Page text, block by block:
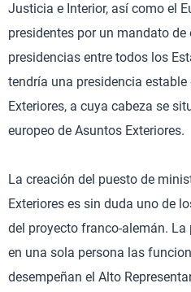
Justicia e Interior, así como el
presidentes por un mandato
presidencias entre todos los
tendría una presidencia estable
Exteriores, a cuya cabeza se
europeo de Asuntos Exteriores.
La creación del puesto de
Exteriores es sin duda uno de
del proyecto franco-alemán.
en una sola persona las
desempeñan el Alto